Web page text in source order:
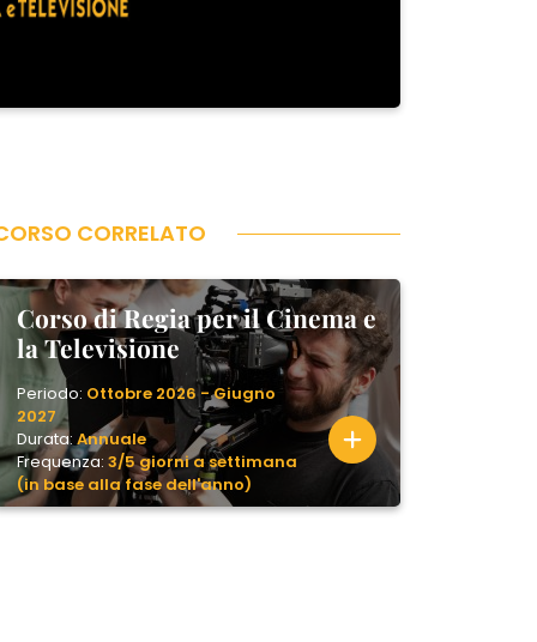
CORRELATO
Corso di Regia per il Cinema e
la Televisione
Periodo: Ottobre 2026 - Giugno
2027
Durata: Annuale
Frequenza: 3/5 giorni a settimana
(in base alla fase dell'anno)